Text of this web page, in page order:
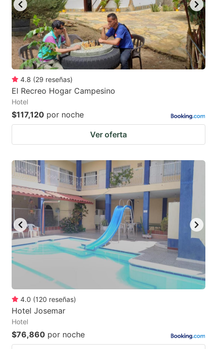
key
to
get
the
keyboard
shortcuts
for
changing
dates.
key
to
get
the
keyboard
dates.
4.8 (29 reseñas)
El Recreo Hogar Campesino
Hotel
$117,120 por noche
Ver oferta
4.0 (120 reseñas)
Hotel Josemar
Hotel
$76,860 por noche